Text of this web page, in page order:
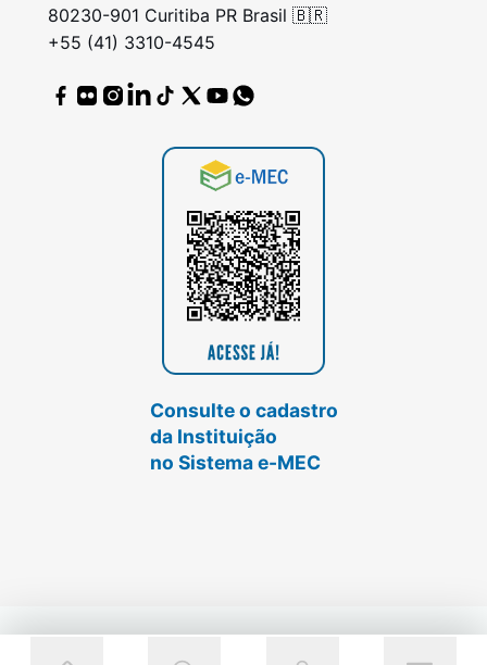
80230-901 Curitiba PR Brasil 🇧🇷
+55 (41) 3310-4545
Consulte o cadastro
da Instituição
no Sistema e-MEC